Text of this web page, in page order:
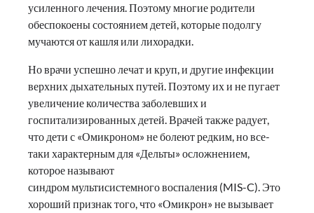
усиленного лечения. Поэтому многие родители
обеспокоены состоянием детей, которые подолгу
мучаются от кашля или лихорадки.
Но врачи успешно лечат и круп, и другие инфекции
верхних дыхательных путей. Поэтому их и не пугает
увеличение количества заболевших и
госпитализированных детей. Врачей также радует,
что дети с «Омикроном» не болеют редким, но все-
таки характерным для «Дельты» осложнением,
которое называют
синдром мультисистемного воспаления (MIS-C). Это
хороший признак того, что «Омикрон» не вызывает